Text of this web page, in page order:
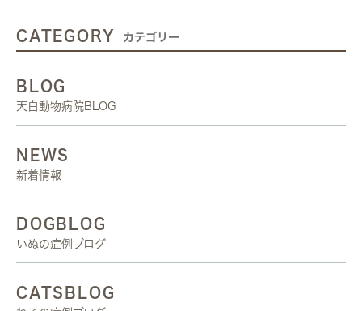
CATEGORY カテゴリー
BLOG
天白動物病院BLOG
NEWS
新着情報
DOGBLOG
いぬの症例ブログ
CATSBLOG